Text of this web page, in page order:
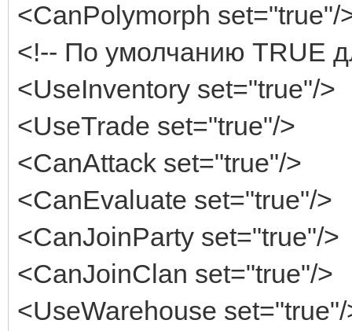
<CanPolymorph set="true"/
<!-- По умолчанию TRUE
<UseInventory set="true"/>
<UseTrade set="true"/>
<CanAttack set="true"/>
<CanEvaluate set="true"/>
<CanJoinParty set="true"/>
<CanJoinClan set="true"/>
<UseWarehouse